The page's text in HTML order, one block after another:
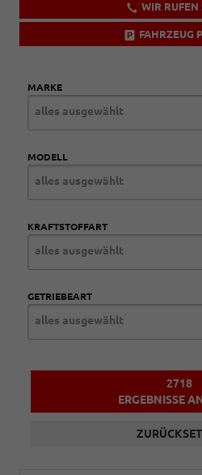
WIR RUFEN
FAHRZEUG
MARKE
alles ausgewählt
MODELL
alles ausgewählt
KRAFTSTOFFART
alles ausgewählt
GETRIEBEART
alles ausgewählt
2718
ERGEBNISSE